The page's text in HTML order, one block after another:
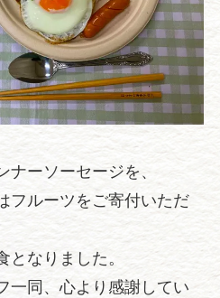
ナーソーセージを、
フルーツをご寄付いただ
なりました。
一同、心より感謝してい